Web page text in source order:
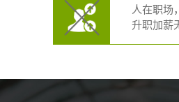
人在职场
升职加薪